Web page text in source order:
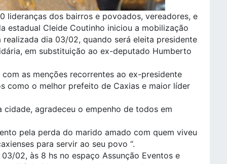
lideranças dos bairros e povoados, vereadores, e
estadual Cleide Coutinho iniciou a mobilização
dia 03/02, quando será eleita presidente
em substituição ao ex-deputado Humberto
as menções recorrentes ao ex-presidente
como o melhor prefeito de Caxias e maior líder
agradeceu o empenho de todos em
pela perda do marido amado com quem viveu
para servir ao seu povo “.
02, às 8 hs no espaço Assunção Eventos e